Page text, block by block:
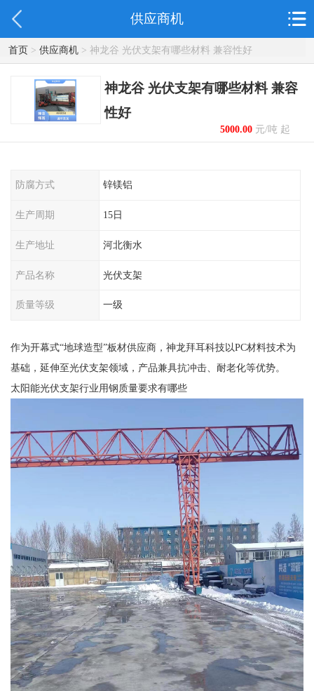
供应商机
首页> 供应商机> 神龙谷 光伏支架有哪些材料 兼容性好
神龙谷 光伏支架有哪些材料 兼容
性好
5000.00元/吨 起
防腐方式 锌镁铝
生产周期 15日
生产地址 河北衡水
产品名称 光伏支架
质量等级 一级
作为开幕式“地球造型”板材供应商，神龙拜耳科技以PC材料技术为
基础，延伸至光伏支架领域，产品兼具抗冲击、耐老化等优势。
太阳能光伏支架行业用钢质量要求有哪些